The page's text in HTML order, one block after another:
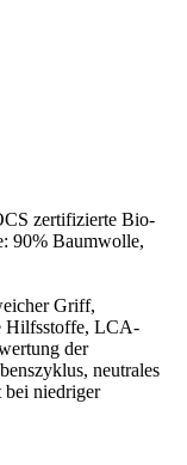
zertifizierte Bio-
90% Baumwolle,
Griff,
Hilfsstoffe, LCA-
der
neutrales
bei niedriger